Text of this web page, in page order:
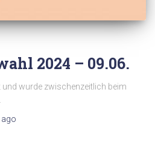
2024 – 09.06.
wurde zwischenzeitlich beim
ago